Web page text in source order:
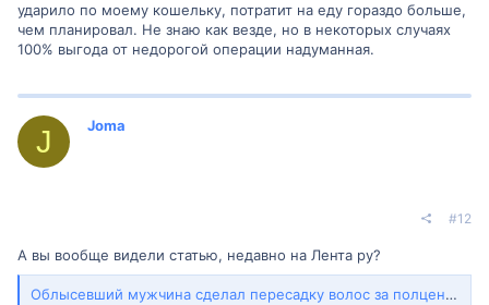
ударило по моему кошельку, потратит на еду гораздо больше,
чем планировал. Не знаю как везде, но в некоторых случаях
100% выгода от недорогой операции надуманная.
J Joma
#12
А вы вообще видели статью, недавно на Лента ру?
Облысевший мужчина сделал пересадку волос за полцены и пожалел об этом